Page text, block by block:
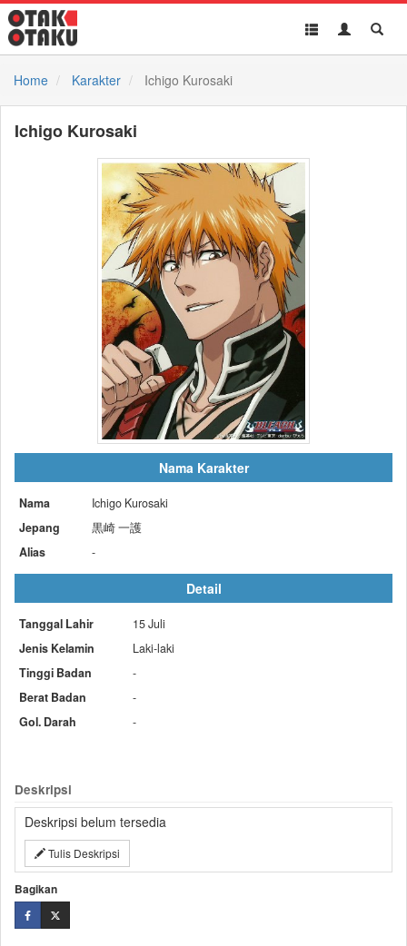
Toggle
Toggle
Home
Karakter Ichigo Kurosaki
Ichigo Kurosaki
Nama Karakter
Nama
Ichigo Kurosaki
Jepang
黒崎 一護
Alias
-
Detail
Tanggal Lahir
15 Juli
Jenis Kelamin
Laki-laki
Tinggi Badan
-
Berat Badan
-
Gol. Darah
-
Deskripsi
Deskripsi belum tersedia
Tulis Deskripsi
Bagikan